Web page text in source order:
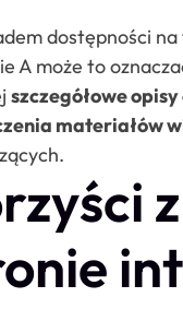
dostępności
A może to
szczegółowe
materiałów